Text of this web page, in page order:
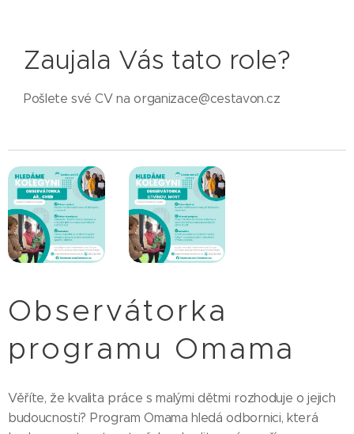
Zaujala Vás tato role?
Pošlete své CV na organizace@cestavon.cz
Observátorka
programu Omama
Věříte, že kvalita práce s malými dětmi rozhoduje o jejich
budoucnosti? Program Omama hledá odbornici, která